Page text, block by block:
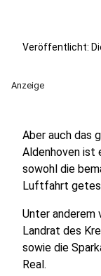
Veröffentlicht:
Anzeige
Aber auch das
Aldenhoven ist
sowohl die
Luftfahrt
Unter anderem
Landrat des
sowie die
Real.